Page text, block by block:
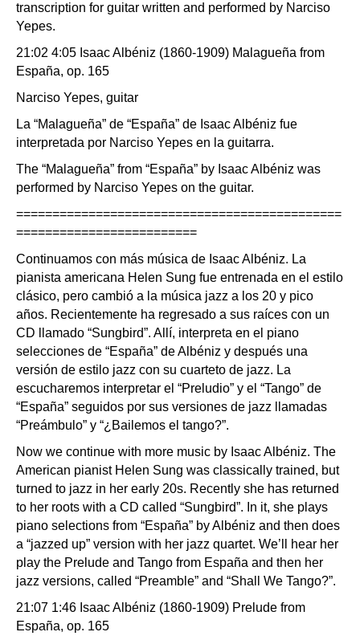
transcription for guitar written and performed by Narciso
Yepes.
21:02 4:05 Isaac Albéniz (1860-1909) Malagueña from
España, op. 165
Narciso Yepes, guitar
La “Malagueña” de “España” de Isaac Albéniz fue
interpretada por Narciso Yepes en la guitarra.
The “Malagueña” from “España” by Isaac Albéniz was
performed by Narciso Yepes on the guitar.
=============================================
=========================
Continuamos con más música de Isaac Albéniz. La
pianista americana Helen Sung fue entrenada en el estilo
clásico, pero cambió a la música jazz a los 20 y pico
años. Recientemente ha regresado a sus raíces con un
CD llamado “Sungbird”. Allí, interpreta en el piano
selecciones de “España” de Albéniz y después una
versión de estilo jazz con su cuarteto de jazz. La
escucharemos interpretar el “Preludio” y el “Tango” de
“España” seguidos por sus versiones de jazz llamadas
“Preámbulo” y “¿Bailemos el tango?”.
Now we continue with more music by Isaac Albéniz. The
American pianist Helen Sung was classically trained, but
turned to jazz in her early 20s. Recently she has returned
to her roots with a CD called “Sungbird”. In it, she plays
piano selections from “España” by Albéniz and then does
a “jazzed up” version with her jazz quartet. We’ll hear her
play the Prelude and Tango from España and then her
jazz versions, called “Preamble” and “Shall We Tango?”.
21:07 1:46 Isaac Albéniz (1860-1909) Prelude from
España, op. 165